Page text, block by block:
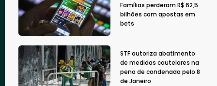
Famílias perderam R$ 62,5
bilhões com apostas em
bets
STF autoriza abatimento
de medidas cautelares na
pena de condenada pelo 8
de Janeiro